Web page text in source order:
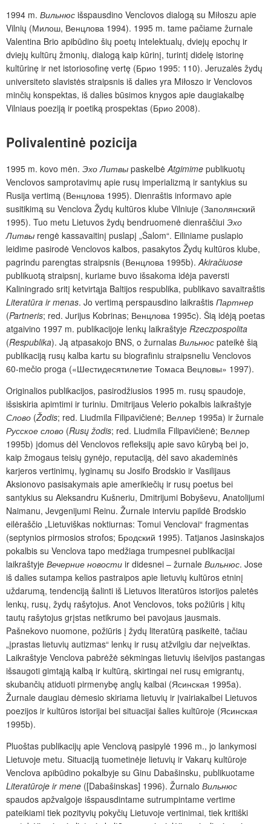
1994 m. Вильнюс išspausdino Venclovos dialogą su Miłoszu apie
Vilnių (Милош, Венцлова 1994). 1995 m. tame pačiame žurnale
Valentina Brio apibūdino šių poetų intelektualų, dviejų epochų ir
dviejų kultūrų žmonių, dialogą kaip kūrinį, turintį didelę istorinę
kultūrinę ir net istoriosofinę vertę (Брио 1995: 110). Jeruzalės žydų
universiteto slavistės straipsnis iš dalies yra Miłoszo ir Venclovos
minčių konspektas, iš dalies būsimos knygos apie daugiakalbę
Vilniaus poeziją ir poetiką prospektas (Брио 2008).
Polivalentinė pozicija
1995 m. kovo mėn. Эхо Литвы paskelbė Atgimime publikuotų
Venclovos samprotavimų apie rusų imperializmą ir santykius su
Rusija vertimą (Венцлова 1995). Dienraštis informavo apie
susitikimą su Venclova Žydų kultūros klube Vilniuje (Заполянский
1995). Tuo metu Lietuvos žydų bendruomenė dienraščiui Эхо
Литвы rengė kassavaitinį puslapį „Šalom“. Eiliniame puslapio
leidime pasirodė Venclovos kalbos, pasakytos Žydų kultūros klube,
pagrindu parengtas straipsnis (Венцлова 1995b). Akiračiuose
publikuotą straipsnį, kuriame buvo išsakoma idėja paversti
Kaliningrado sritį ketvirtąja Baltijos respublika, publikavo savaitraštis
Literatūra ir menas. Jo vertimą perspausdino laikraštis Партнер
(Partneris; red. Jurijus Kobrinas; Венцлова 1995c). Šią idėją poetas
atgaivino 1997 m. publikacijoje lenkų laikraštyje Rzeczpospolita
(Respublika). Ją atpasakojo BNS, o žurnalas Вильнюс pateikė šią
publikaciją rusų kalba kartu su biografiniu straipsneliu Venclovos
60-mečio proga («Шестидесятилетие Томаса Вецловы» 1997).
Originalios publikacijos, pasirodžiusios 1995 m. rusų spaudoje,
išsiskiria apimtimi ir turiniu. Dmitrijaus Velerio pokalbis laikraštyje
Слово (Žodis; red. Liudmila Filipavičienė; Веллер 1995a) ir žurnale
Русское слово (Rusų žodis; red. Liudmila Filipavičienė; Веллер
1995b) įdomus dėl Venclovos refleksijų apie savo kūrybą bei jo,
kaip žmogaus teisių gynėjo, reputaciją, dėl savo akademinės
karjeros vertinimų, lyginamų su Josifo Brodskio ir Vasilijaus
Aksionovo pasisakymais apie amerikiečių ir rusų poetus bei
santykius su Aleksandru Kušneriu, Dmitrijumi Bobyševu, Anatolijumi
Naimanu, Jevgenijumi Reinu. Žurnale interviu papildė Brodskio
eilėraščio „Lietuviškas noktiurnas: Tomui Venclovai“ fragmentas
(septynios pirmosios strofos; Бродский 1995). Tatjanos Jasinskajos
pokalbis su Venclova tapo medžiaga trumpesnei publikacijai
laikraštyje Вечерние новости ir didesnei – žurnale Вильнюс. Jose
iš dalies sutampa kelios pastraipos apie lietuvių kultūros etninį
uždarumą, tendenciją šalinti iš Lietuvos literatūros istorijos paletės
lenkų, rusų, žydų rašytojus. Anot Venclovos, toks požiūris į kitų
tautų rašytojus grįstas netikrumo bei pavojaus jausmais.
Pašnekovo nuomone, požiūris į žydų literatūrą pasikeitė, tačiau
„įprastas lietuvių autizmas“ lenkų ir rusų atžvilgiu dar neįveiktas.
Laikraštyje Venclova pabrėžė sėkmingas lietuvių išeivijos pastangas
išsaugoti gimtąją kalbą ir kultūrą, skirtingai nei rusų emigrantų,
skubančių atiduoti pirmenybę anglų kalbai (Ясинская 1995a).
Žurnale daugiau dėmesio skiriama lietuvių ir įvairiakalbei Lietuvos
poezijos ir kultūros istorijai bei situacijai šalies kultūroje (Ясинская
1995b).
Pluoštas publikacijų apie Venclovą pasipylė 1996 m., jo lankymosi
Lietuvoje metu. Situaciją tuometinėje lietuvių ir Vakarų kultūroje
Venclova apibūdino pokalbyje su Ginu Dabašinsku, publikuotame
Literatūroje ir mene ([Dabašinskas] 1996). Žurnalo Вильнюс
spaudos apžvalgoje išspausdintame sutrumpintame vertime
pateikiami tiek pozityvių pokyčių Lietuvoje vertinimai, tiek kritiški